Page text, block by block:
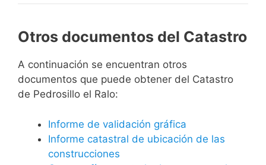
Otros documentos del Catastro
A continuación se encuentran otros
documentos que puede obtener del Catastro
de Pedrosillo el Ralo:
Informe de validación gráfica
Informe catastral de ubicación de las
construcciones